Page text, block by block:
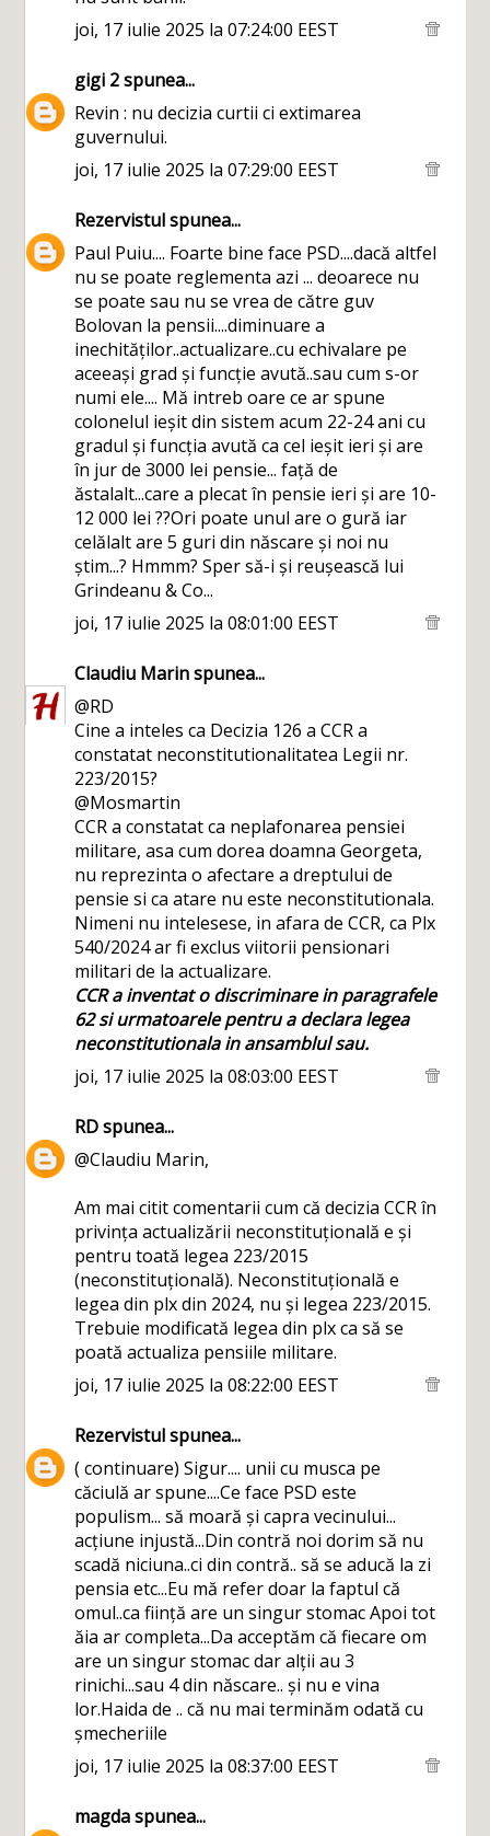
joi, 17 iulie 2025 la 07:24:00 EEST
gigi 2spunea...
Revin : nu decizia curtii ci extimarea
guvernului.
joi, 17 iulie 2025 la 07:29:00 EEST
Rezervistulspunea...
Paul Puiu.... Foarte bine face PSD....dacă altfel
nu se poate reglementa azi ... deoarece nu
se poate sau nu se vrea de către guv
Bolovan la pensii....diminuare a
inechităților..actualizare..cu echivalare pe
aceeași grad și funcție avută..sau cum s-or
numi ele.... Mă intreb oare ce ar spune
colonelul ieșit din sistem acum 22-24 ani cu
gradul și funcția avută ca cel ieșit ieri și are
în jur de 3000 lei pensie... față de
ăstalalt...care a plecat în pensie ieri și are 10-
12 000 lei ??Ori poate unul are o gură iar
celălalt are 5 guri din născare și noi nu
știm...? Hmmm? Sper să-i și reușească lui
Grindeanu & Co...
joi, 17 iulie 2025 la 08:01:00 EEST
Claudiu Marinspunea...
@RD
Cine a inteles ca Decizia 126 a CCR a
constatat neconstitutionalitatea Legii nr.
223/2015?
@Mosmartin
CCR a constatat ca neplafonarea pensiei
militare, asa cum dorea doamna Georgeta,
nu reprezinta o afectare a dreptului de
pensie si ca atare nu este neconstitutionala.
Nimeni nu intelesese, in afara de CCR, ca Plx
540/2024 ar fi exclus viitorii pensionari
militari de la actualizare.
CCR a inventat o discriminare in paragrafele
62 si urmatoarele pentru a declara legea
neconstitutionala in ansamblul sau.
joi, 17 iulie 2025 la 08:03:00 EEST
RDspunea...
@Claudiu Marin,
Am mai citit comentarii cum că decizia CCR în
privința actualizării neconstituțională e și
pentru toată legea 223/2015
(neconstituțională). Neconstituțională e
legea din plx din 2024, nu și legea 223/2015.
Trebuie modificată legea din plx ca să se
poată actualiza pensiile militare.
joi, 17 iulie 2025 la 08:22:00 EEST
Rezervistulspunea...
( continuare) Sigur.... unii cu musca pe
căciulă ar spune....Ce face PSD este
populism... să moară și capra vecinului...
acțiune injustă...Din contră noi dorim să nu
scadă niciuna..ci din contră.. să se aducă la zi
pensia etc...Eu mă refer doar la faptul că
omul..ca ființă are un singur stomac Apoi tot
ăia ar completa...Da acceptăm că fiecare om
are un singur stomac dar alții au 3
rinichi...sau 4 din născare.. și nu e vina
lor.Haida de .. că nu mai terminăm odată cu
șmecheriile
joi, 17 iulie 2025 la 08:37:00 EEST
magdaspunea...